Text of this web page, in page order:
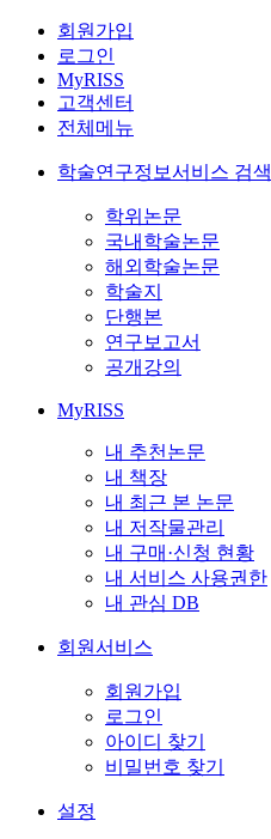
회원가입
로그인
MyRISS
고객센터
전체메뉴
학술연구정보서비스 검색
학위논문
국내학술논문
해외학술논문
학술지
단행본
연구보고서
공개강의
MyRISS
내 추천논문
내 책장
내 최근 본 논문
내 저작물관리
내 구매·신청 현황
내 서비스 사용권한
내 관심 DB
회원서비스
회원가입
로그인
아이디 찾기
비밀번호 찾기
설정